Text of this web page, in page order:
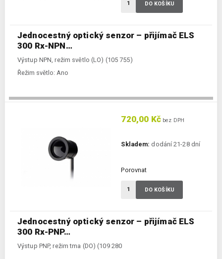
Jednocestný optický senzor – přijímač ELS
300 Rx-NPN…
Výstup NPN, režim světlo (LO) (105 755)
Řežim světlo: Ano
DO KOŠÍKU
Jednocestný optický senzor – přijímač ELS
300 Rx-PNP…
Výstup PNP, režim tma (DO) (109 280
720,00 Kč bez DPH
Skladem: dodání 21-28 dní
Porovnat
DO KOŠÍKU